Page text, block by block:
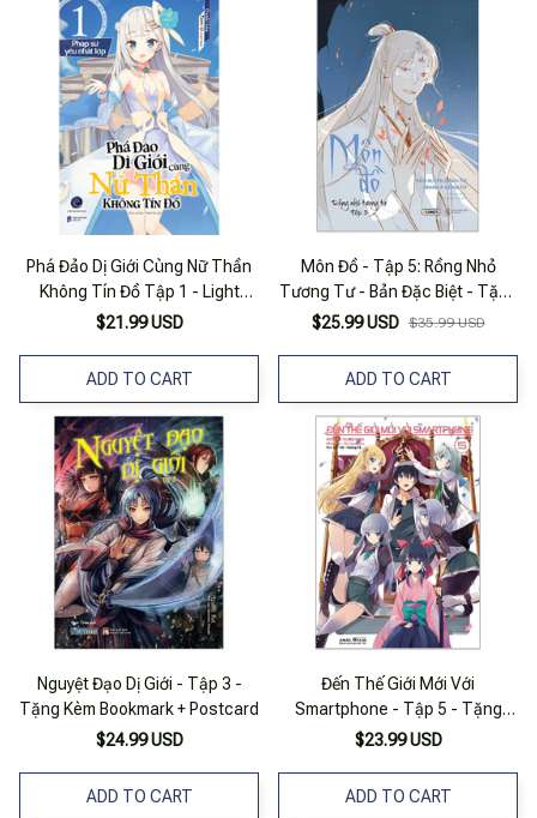
Phá Đảo Dị Giới Cùng Nữ Thần
Không Tín Đồ Tập 1 - Light
Novel - First News
$21.99 USD
ADD TO CART
Môn Đồ - Tập 5: Rồng Nhỏ
Tương Tư - Bản Đặc Biệt - Tặng
Kèm Bookmark
$25.99 USD $35.99 USD
ADD TO CART
Nguyệt Đạo Dị Giới - Tập 3 -
Tặng Kèm Bookmark + Postcard
$24.99 USD
ADD TO CART
Đến Thế Giới Mới Với
Smartphone - Tập 5 - Tặng
Kèm Bookmark Và Postcard
$23.99 USD
ADD TO CART